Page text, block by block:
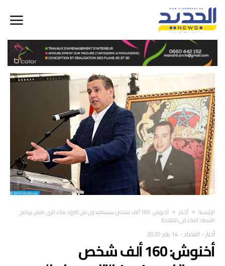
‫الرئيسية‬ أخبار
أخنوش: 160 ألف شخص سيستفيدون من التزود بماء الري ضمن برنامج
اقتصاد الماء في الفلاحة
أخبار- اقتصاد- 14 يناير 2020
أخنوش: 160 ألف شخص